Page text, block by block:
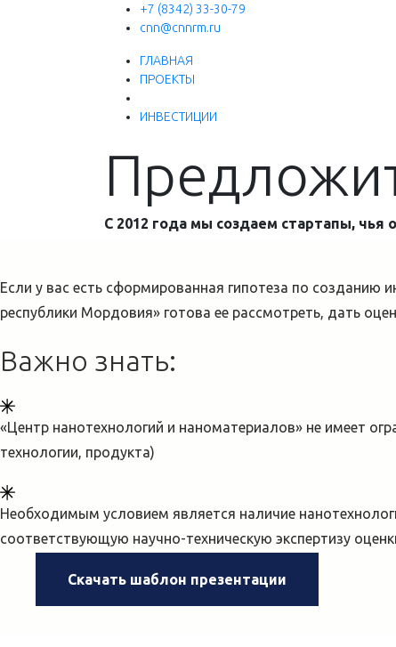
+7 (8342) 33-30-79
cnn@cnnrm.ru
ГЛАВНАЯ
ПРОЕКТЫ
ИНВЕСТИЦИИ
С 2012 года мы создаем стартапы, чья
Если у вас есть сформированная гипотеза по созданию
республики Мордовия» готова ее рассмотреть, дать
Важно знать:
«Центр нанотехнологий и наноматериалов» не имеет
технологии, продукта)
Необходимым условием является наличие
соответствующую научно-техническую экспертизу
Скачать шаблон презентации